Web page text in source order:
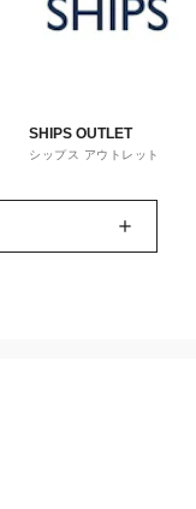
SHIPS OUTLET
シップス アウトレット